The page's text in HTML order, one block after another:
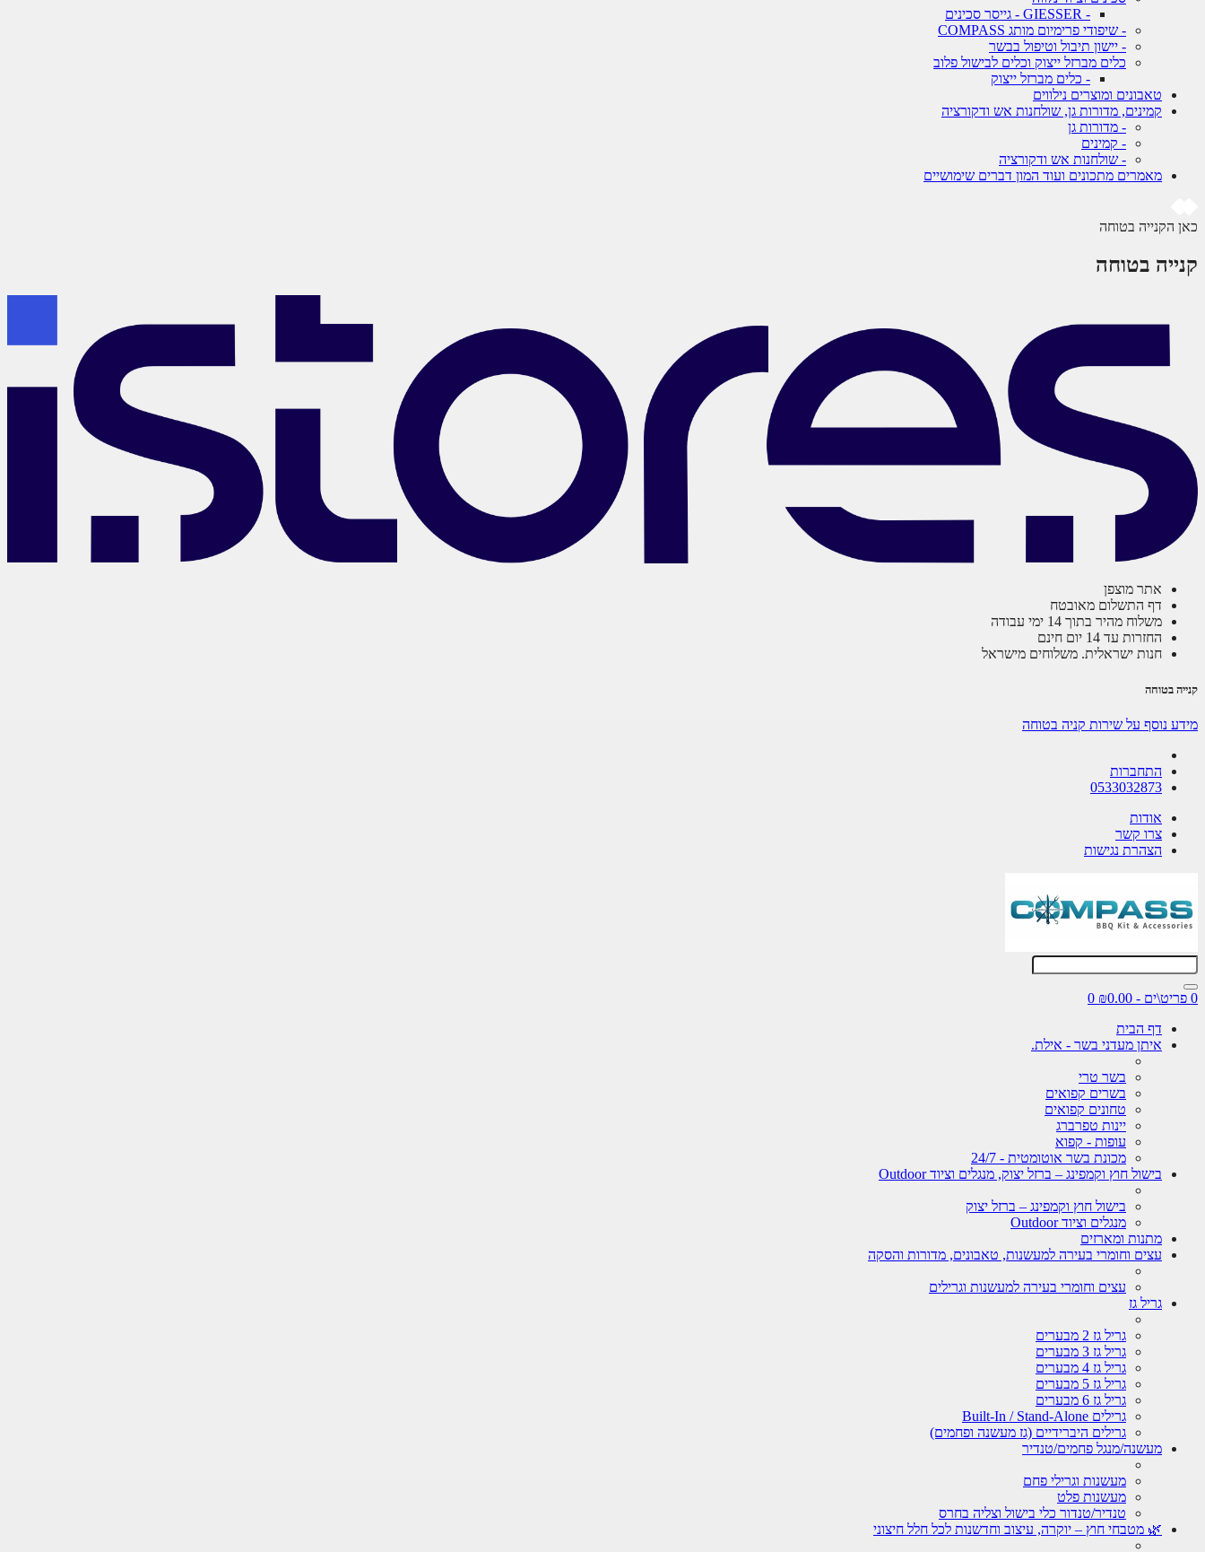
- GIESSER - גייסר סכינים
- שיפודי פרימיום מותג COMPASS
- יישון תיבול וטיפול בבשר
כלים מברזל ייצוק וכלים לבישול פלוב
- כלים מברזל ייצוק
טאבונים ומוצרים נילווים
קמינים, מדורות גן, שולחנות אש ודקורציה
- מדורות גן
- קמינים
- שולחנות אש ודקורציה
מאמרים מתכונים ועוד המון דברים שימושיים
כאן הקנייה בטוחה
קנייה בטוחה
אתר מוצפן
דף התשלום מאובטח
משלוח מהיר בתוך 14 ימי עבודה
החזרות עד 14 יום חינם
חנות ישראלית. משלוחים מישראל
קנייה בטוחה
מידע נוסף על שירות קניה בטוחה
התחברות
0533032873
אודות
צרו קשר
הצהרת נגישות
0 פריט\ים - ₪0.00
0
דף הבית
איתן מעדני בשר - אילת.
בשר טרי
בשרים קפואים
טחונים קפואים
יינות טפרברג
עופות - קפוא
מכונת בשר אוטומטית - 24/7
בישול חוץ וקמפינג – ברזל יצוק, מנגלים וציוד Outdoor
בישול חוץ וקמפינג – ברזל יצוק
מנגלים וציוד Outdoor
מתנות ומארזים
עצים וחומרי בעירה למעשנות, טאבונים, מדורות והסקה
עצים וחומרי בעירה למעשנות וגרילים
גריל גז
גריל גז 2 מבערים
גריל גז 3 מבערים
גריל גז 4 מבערים
גריל גז 5 מבערים
גריל גז 6 מבערים
גרילים Built-In / Stand-Alone
גרילים היברידיים (גז מעשנה ופחמים)
מעשנה/מנגל פחמים/טנדיר
מעשנות וגרילי פחם
מעשנות פלט
טנדיר/טנדור כלי בישול וצליה בחרס
🌿 מטבחי חוץ – יוקרה, עיצוב וחדשנות לכל חלל חיצוני